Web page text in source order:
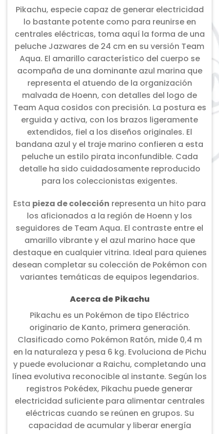
Pikachu, especie capaz de generar electricidad
lo bastante potente como para reunirse en
centrales eléctricas, toma aquí la forma de una
peluche Jazwares de 24 cm en su versión Team
Aqua. El amarillo característico del cuerpo se
acompaña de una dominante azul marina que
representa el atuendo de la organización
malvada de Hoenn, con detalles del logo de
Team Aqua cosidos con precisión. La postura es
erguida y activa, con los brazos ligeramente
extendidos, fiel a los diseños originales. El
bandana azul y el traje marino confieren a esta
peluche un estilo pirata inconfundible. Cada
detalle ha sido cuidadosamente reproducido
para los coleccionistas exigentes.
Esta pieza de colección representa un hito para
los aficionados a la región de Hoenn y los
seguidores de Team Aqua. El contraste entre el
amarillo vibrante y el azul marino hace que
destaque en cualquier vitrina. Ideal para quienes
desean completar su colección de Pokémon con
variantes temáticas de equipos legendarios.
Acerca de Pikachu
Pikachu es un Pokémon de tipo Eléctrico
originario de Kanto, primera generación.
Clasificado como Pokémon Ratón, mide 0,4 m
en la naturaleza y pesa 6 kg. Evoluciona de Pichu
y puede evolucionar a Raichu, completando una
línea evolutiva reconocible al instante. Según los
registros Pokédex, Pikachu puede generar
electricidad suficiente para alimentar centrales
eléctricas cuando se reúnen en grupos. Su
capacidad de acumular y liberar energía